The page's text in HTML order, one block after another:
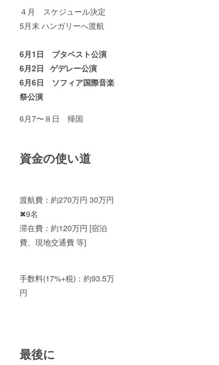
４月 スケジュール決定
5月末 ハンガリーへ渡航
6月1日 ブタペスト公演
6月2日 ゲデレー公演
6月6日 ソフィア国際音楽
祭公演
6月7〜８日 帰国
資金の使い道
渡航費：約270万円 30万円
✖︎9名
滞在費：約120万円 [宿泊
費、現地交通費 等]
手数料(17%+税)：約93.5万
円
最後に